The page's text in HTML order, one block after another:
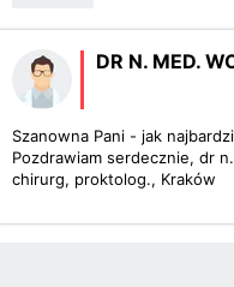
DR N. MED.
Szanowna Pani - jak
Pozdrawiam serdecznie, dr
chirurg, proktolog., Kraków